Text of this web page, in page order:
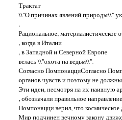
Трактат
\\"О причинах явлений природы\\"
.
Рациональное, материалистическое
, когда в Италии
, в Западной и Северной Европе
велась \\"охота на ведьм\\".
Согласно ПомпонацциСогласно
органов чувств и поэтому не
Эти идеи, несмотря на их наивную
, обозначали правильное
Помпонацци верил, что
Мир подчинен вечному закону